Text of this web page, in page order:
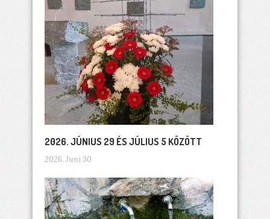
2026. JÚNIUS 29 ÉS JÚLIUS 5 KÖZÖTT
2026. Juni 30